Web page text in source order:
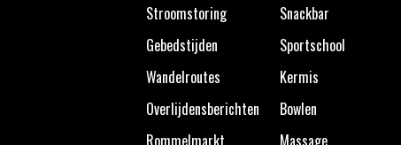
Stroomstoring
Gebedstijden
Wandelroutes
Overlijdensberichten
Rommelmarkt
Snackbar
Sportschool
Kermis
Bowlen
Massage